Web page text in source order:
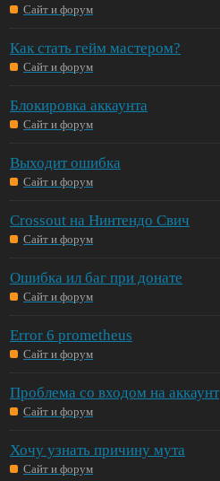
Сайт и форум
Как стать гейм мастером?
Сайт и форум
Блокировка аккаунта
Сайт и форум
Выходит ошибка
Сайт и форум
Crossout на Нинтендо Свич
Сайт и форум
Ошибка ил баг при донате
Сайт и форум
Error 6 prometheus
Сайт и форум
Проблема со входом на аккаунт
Сайт и форум
Хочу узнать причину мута
Сайт и форум